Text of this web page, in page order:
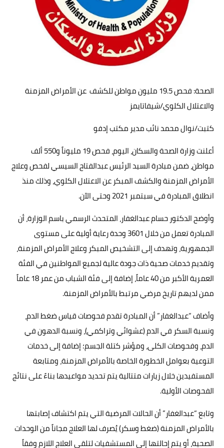
حوادث وقضايا
خدمات
الصحه والجمال
الصحة: فحص 19.5 مليون مواطن للكشف عن الأمراض المزمنة
والاعتلال الكلوي/شيفاتايمز
كتبت/نوال محمد نائب مدير مكتب إدفو
أعلنت وزارة الصحة والسكان، اليوم، فحص 19 مليوناً و550 ألف
مواطن، ضمن مبادرة السيد الرئيس عبدالفتاح السيسي لفحص وعلاج
الأمراض المزمنة والكشف المبكر عن الاعتلال الكلوي، وذلك منذ
انطلاق المبادرة في سبتمبر 2021 وحتى الآن.
وأوضح الدكتور حسام عبدالغفار، المتحدث الرسمي باسم الوزارة، أن
المبادرة تعمل من خلال 3601 وحدة رعاية أولية على مستوى
الجمهورية، وتهدف إلى التشخيص المبكر وعلاج الأمراض المزمنة،
وتقديم خدمات صحية ذات جودة عالية لجميع المواطنين في الفئة
العمرية الأكبر من 40 عاماً، إضافة إلى فئة الشباب من عمر 18 عاماً
ممن لديهم تاريخ مرضي مرتبط بالأمراض المزمنة.
وأضاف “عبدالغفار” أن المبادرة تقدم فحوصات قياس ضغط الدم،
ونسبة السكر في الدم (عشوائي وتراكمي)، ونسبة الدهون في
الدم، وفحوصات الكلى، ومؤشر كتلة الجسم؛ إضافة إلى خدمات
التوعية بعوامل الخطورة الخاصة بالأمراض المزمنة، ومتابعة
المستفيدين خلال زيارات متتالية يتم تحديد مواعيدها بناءً على نتائج
الفحوصات الأولية.
وتابع “عبدالغفار” أن الحالات المرضية التي يتم اكتشاف إصابتها
بالأمراض المزمنة (ضغط وسكر) يُصرف لها العلاج مجاناً من الوحدات
الصحية، أو يتم إحالتها إلى المستشفيات لتلقي العلاج اللازم وفقاً